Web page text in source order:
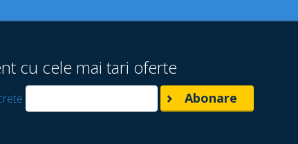
cu cele mai tari oferte